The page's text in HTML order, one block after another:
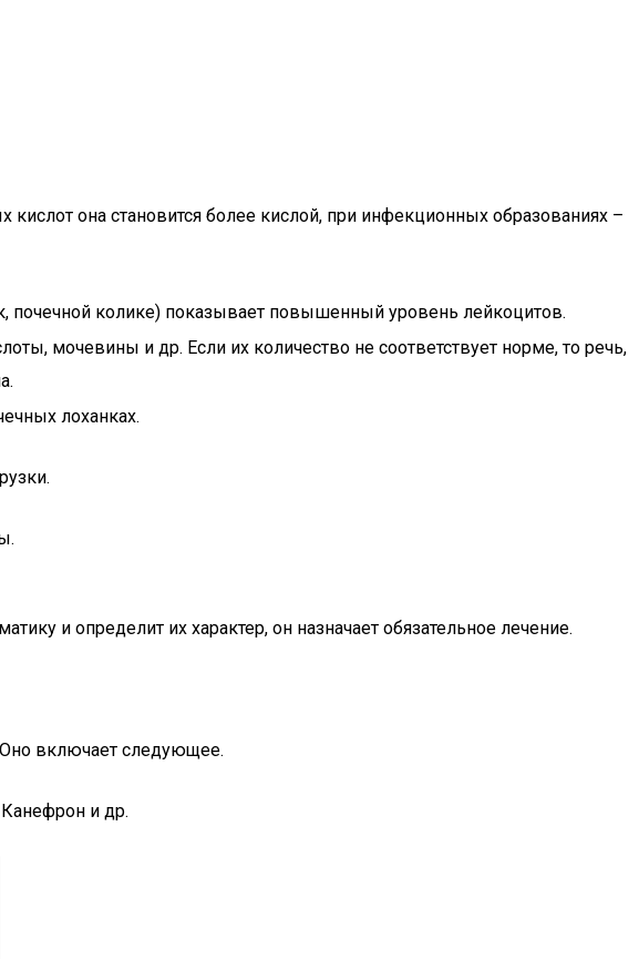
она становится более кислой, при инфекционных образованиях –
почечной колике) показывает повышенный уровень лейкоцитов.
мочевины и др. Если их количество не соответствует норме, то речь,
лоханках.
и определит их характер, он назначает обязательное лечение.
Оно включает следующее.
Канефрон и др.